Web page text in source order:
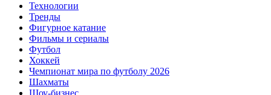
Технологии
Тренды
Фигурное катание
Фильмы и сериалы
Футбол
Хоккей
Чемпионат мира по футболу 2026
Шахматы
Шоу-бизнес